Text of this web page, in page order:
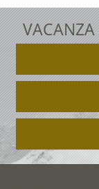
VACANZA